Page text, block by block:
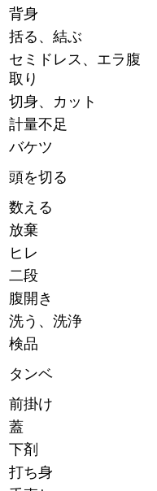
背身
括る、結ぶ
セミドレス、エラ腹
取り
切身、カット
計量不足
バケツ
頭を切る
数える
放棄
ヒレ
二段
腹開き
洗う、洗浄
検品
タンベ
前掛け
蓋
下剤
打ち身